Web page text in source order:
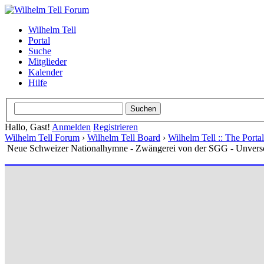
Wilhelm Tell
Portal
Suche
Mitglieder
Kalender
Hilfe
Hallo, Gast! Anmelden Registrieren
Wilhelm Tell Forum › Wilhelm Tell Board › Wilhelm Tell :: The
Neue Schweizer Nationalhymne - Zwängerei von der SGG -